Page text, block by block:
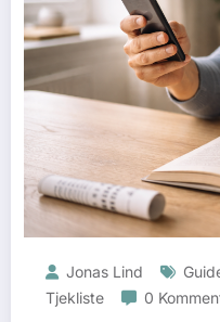
Jonas Lind
Tjekliste 0